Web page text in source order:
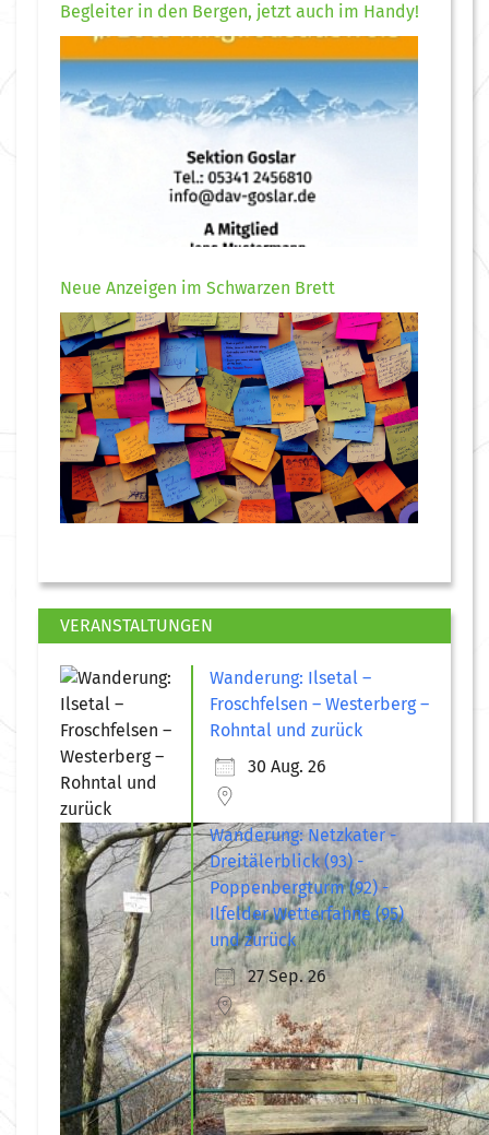
Begleiter in den Bergen, jetzt auch im Handy!
Neue Anzeigen im Schwarzen Brett
VERANSTALTUNGEN
Wanderung: Ilsetal –
Froschfelsen – Westerberg –
Rohntal und zurück
30 Aug. 26
Wanderung: Netzkater -
Dreitälerblick (93) -
Poppenbergturm (92) -
Ilfelder Wetterfahne (95)
und zurück
27 Sep. 26